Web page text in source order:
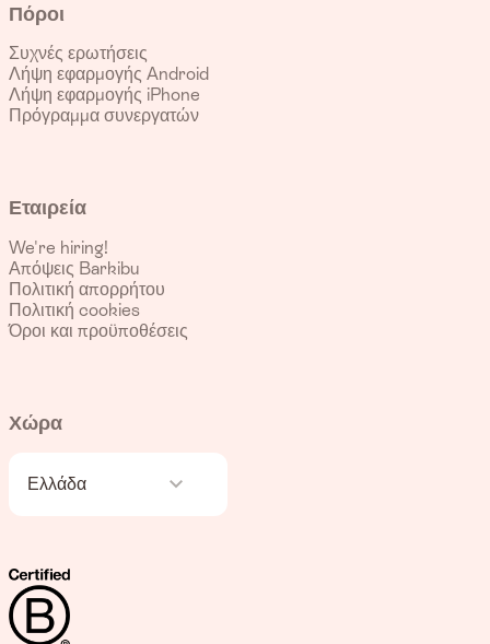
Πόροι
Συχνές ερωτήσεις
Λήψη εφαρμογής Android
Λήψη εφαρμογής iPhone
Πρόγραμμα συνεργατών
Εταιρεία
We're hiring!
Απόψεις Barkibu
Πολιτική απορρήτου
Πολιτική cookies
Όροι και προϋποθέσεις
Χώρα
Ελλάδα